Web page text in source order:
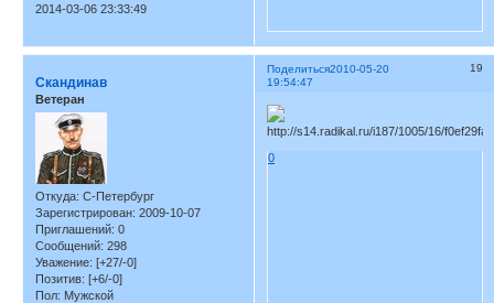
2014-03-06 23:33:49
Поделиться 19
2010-05-20
19:54:47
Скандинав
Ветеран
Откуда: С-Петербург
Зарегистрирован: 2009-10-07
Приглашений: 0
Сообщений: 298
Уважение: [+27/-0]
Позитив: [+6/-0]
Пол: Мужской
0